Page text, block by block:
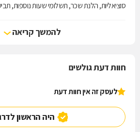
סוציאליות, הלנת שכר, תשלומי שעות נוספות,
ללקוחותיו גם בשפות כמו אנגלית, יידיש, הונגרית
ומני גרשון פתוח גם בימי שישי ולאורך כל יום
להמשך קריאה
חוות דעת גולשים
לעסק זה אין חוות דעת
היה הראשון